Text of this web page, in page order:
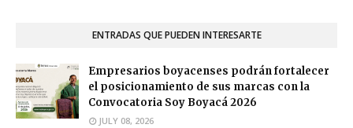
ENTRADAS QUE PUEDEN INTERESARTE
Empresarios boyacenses podrán fortalecer
el posicionamiento de sus marcas con la
Convocatoria Soy Boyacá 2026
JULY 08, 2026